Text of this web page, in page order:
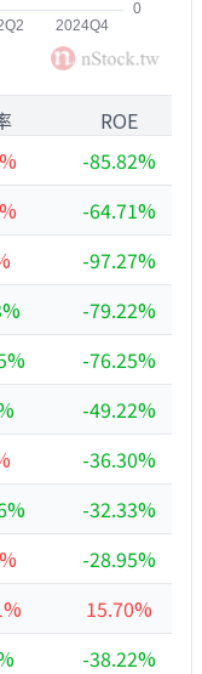
ROE
-85.82%
-64.71%
-97.27%
-79.22%
-76.25%
-49.22%
-36.30%
-32.33%
-28.95%
15.70%
-38.22%